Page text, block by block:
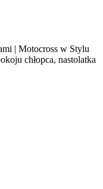
| Motocross w Stylu
chłopca, nastolatka